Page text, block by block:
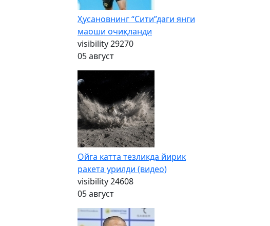
Ҳусановнинг “Сити”даги янги
маоши очиқланди
visibility29270
05 август
Ойга катта тезликда йирик
ракета урилди (видео)
visibility24608
05 август